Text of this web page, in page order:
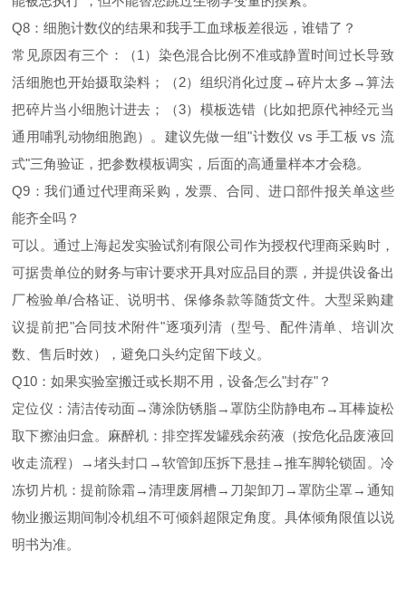
Q8：细胞计数仪的结果和我手工血球板差很远，谁错了？
常见原因有三个：（1）染色混合比例不准或静置时间过长导致
活细胞也开始摄取染料；（2）组织消化过度→碎片太多→算法
把碎片当小细胞计进去；（3）模板选错（比如把原代神经元当
通用哺乳动物细胞跑）。建议先做一组"计数仪 vs 手工板 vs 流
式"三角验证，把参数模板调实，后面的高通量样本才会稳。
Q9：我们通过代理商采购，发票、合同、进口部件报关单这些
能齐全吗？
可以。通过上海起发实验试剂有限公司作为授权代理商采购时，
可据贵单位的财务与审计要求开具对应品目的票，并提供设备出
厂检验单/合格证、说明书、保修条款等随货文件。大型采购建
议提前把"合同技术附件"逐项列清（型号、配件清单、培训次
数、售后时效），避免口头约定留下歧义。
Q10：如果实验室搬迁或长期不用，设备怎么"封存"？
定位仪：清洁传动面→薄涂防锈脂→罩防尘防静电布→耳棒旋松
取下擦油归盒。麻醉机：排空挥发罐残余药液（按危化品废液回
收走流程）→堵头封口→软管卸压拆下悬挂→推车脚轮锁固。冷
冻切片机：提前除霜→清理废屑槽→刀架卸刀→罩防尘罩→通知
物业搬运期间制冷机组不可倾斜超限定角度。具体倾角限值以说
明书为准。